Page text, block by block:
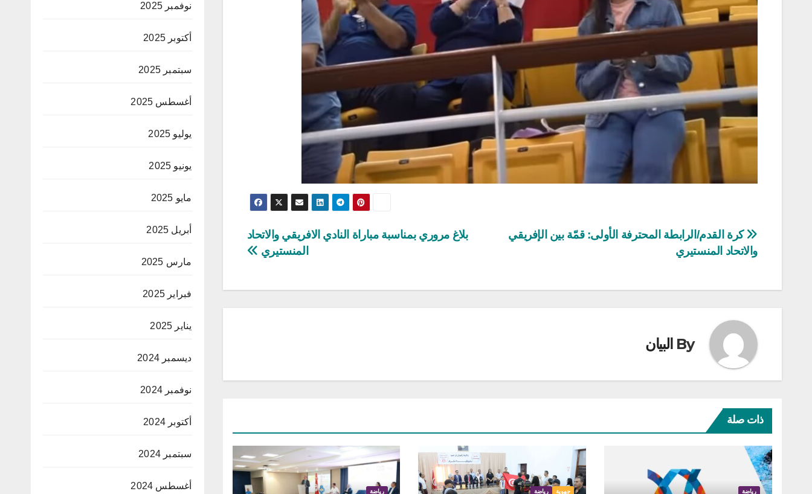
تصفّح
المقالات
بلاغ مروري بمناسبة مباراة النادي الافريقي والاتحاد
المنستيري
كرة القدم/الرابطة المحترفة الأولى: قمّة بين الإفريقي
والاتحاد المنستيري
By البيان
ذات صلة
رياضة جهوية رياضة رياضة
نوفمبر 2025
أكتوبر 2025
سبتمبر 2025
أغسطس 2025
يوليو 2025
يونيو 2025
مايو 2025
أبريل 2025
مارس 2025
فبراير 2025
يناير 2025
ديسمبر 2024
نوفمبر 2024
أكتوبر 2024
سبتمبر 2024
أغسطس 2024